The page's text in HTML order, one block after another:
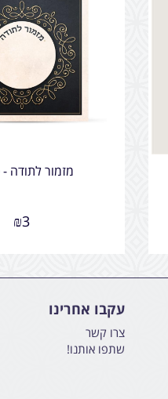
מזמור לתודה
₪3
עקבו אחרינו
צרו קשר
שתפו אותנו!